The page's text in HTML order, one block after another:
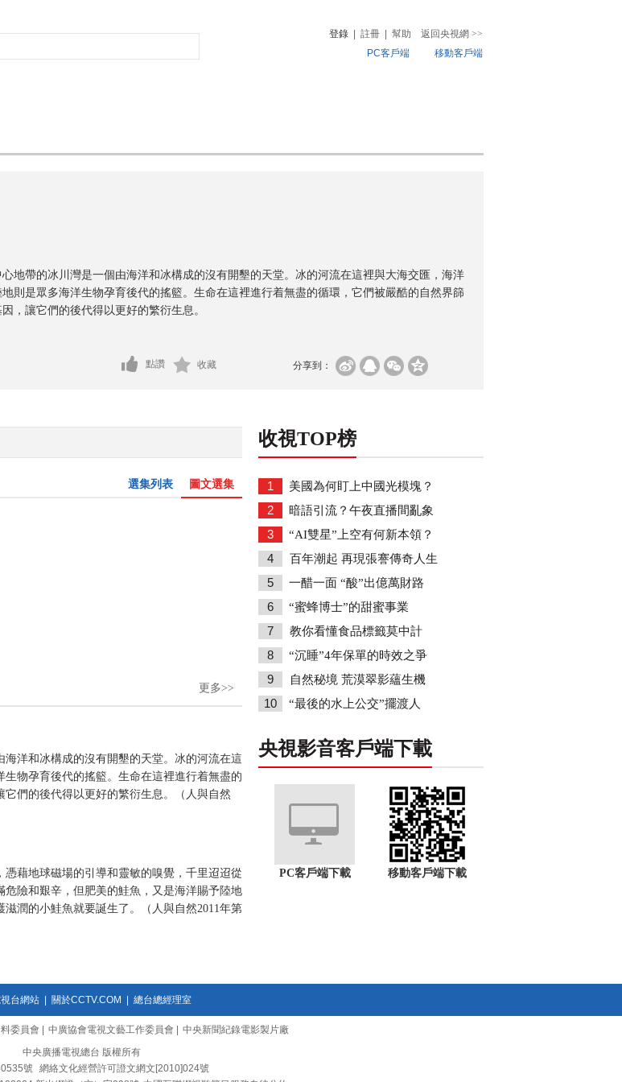
登錄 註冊 幫助 返回央視網 >>
PC客戶端
移動客戶端
地帶的冰川灣是一個由海洋和冰構成的沒有開墾的天堂。冰的河流在這裡與大海交匯，海洋
則是眾多海洋生物孕育後代的搖籃。生命在這裡進行着無盡的循環，它們被嚴酷的自然界篩
，讓它們的後代得以更好的繁衍生息。
分享到：
點讚 收藏
圖文選集
選集列表
更多>>
洋和冰構成的沒有開墾的天堂。冰的河流在這
物孕育後代的搖籃。生命在這裡進行着無盡的
們的後代得以更好的繁衍生息。（人與自然
藉地球磁場的引導和靈敏的嗅覺，千里迢迢從
險和艱辛，但肥美的鮭魚，又是海洋賜予陸地
潤的小鮭魚就要誕生了。（人與自然2011年第
收視TOP榜
1 美國為何盯上中國光模塊？
2 暗語引流？午夜直播間亂象
3 “AI雙星”上空有何新本領？
4 百年潮起 再現張謇傳奇人生
5 一醋一面 “酸”出億萬財路
6 “蜜蜂博士”的甜蜜事業
7 教你看懂食品標籤莫中計
8 “沉睡”4年保單的時效之爭
9 自然秘境 荒漠翠影蘊生機
10 “最後的水上公交”擺渡人
央視影音客戶端下載
PC客戶端下載 移動客戶端下載
台網站| 關於CCTV.COM 總台總經理室
委員會 中廣協會電視文藝工作委員會
中央新聞紀錄電影製片廠
中央廣播電視總台 版權所有
號
網絡文化經營許可證文網文[2010]024號